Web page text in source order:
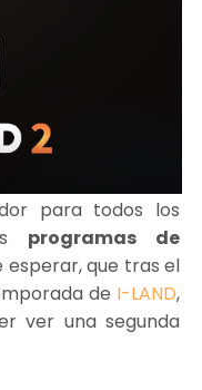
para todos los
programas de
esperar, que tras el
de I-LAND,
ver una segunda